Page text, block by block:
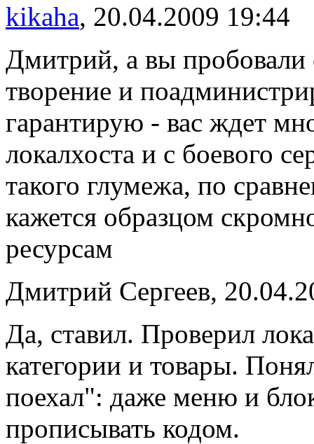
kikaha, 20.04.2009 19:44
Дмитрий, а вы пробовали
творение и
гарантирую - вас ждет
локалхоста и с боевого
такого глумежа, по
кажется образцом
ресурсам
Дмитрий Сергеев,
Да, ставил. Проверил
категории и товары.
поехал": даже меню и
прописывать кодом.